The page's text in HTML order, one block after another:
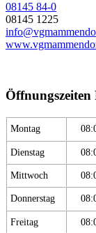
08145 84-0
08145 1225
Montag
Dienstag
Mittwoch
Donnerstag
Freitag